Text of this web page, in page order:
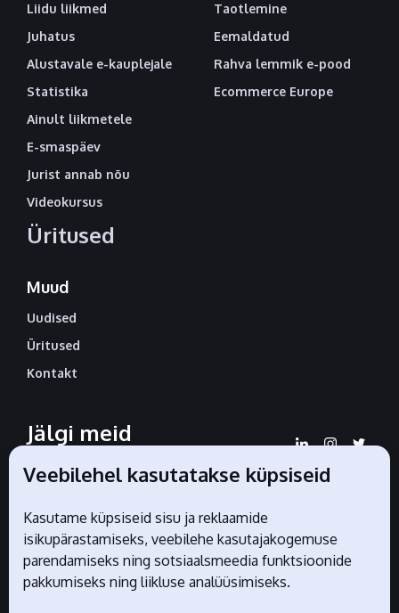
Liidu liikmed
Juhatus
Alustavale e-kauplejale
Statistika
Ainult liikmetele
E-smaspäev
Jurist annab nõu
Videokursus
Üritused
Taotlemine
Eemaldatud
Rahva lemmik e-pood
Ecommerce Europe
Muud
Uudised
Üritused
Kontakt
Jälgi meid
sotsiaalmeedias
Liidu ametlikud partnerid
Veebilehel kasutatakse küpsiseid
Kasutame küpsiseid sisu ja reklaamide
isikupärastamiseks, veebilehe kasutajakogemuse
parendamiseks ning sotsiaalsmeedia funktsioonide
pakkumiseks ning liikluse analüüsimiseks.